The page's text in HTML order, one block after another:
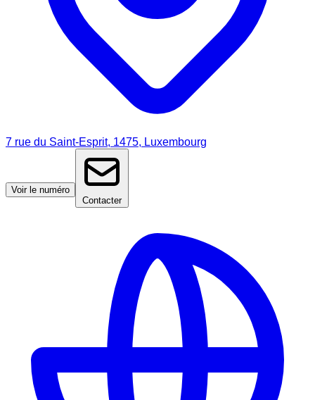
7 rue du Saint-Esprit, 1475, Luxembourg
Voir le numéro
Contacter